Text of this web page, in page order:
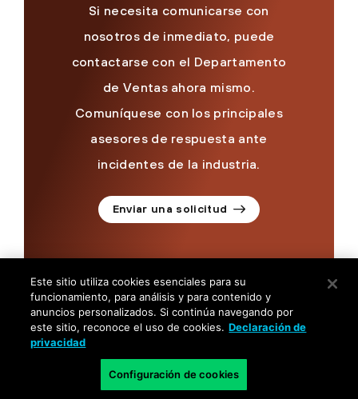
Si necesita comunicarse con
nosotros de inmediato, puede
contactarse con el Departamento
de Ventas ahora mismo.
Comuníquese con los principales
asesores de respuesta ante
incidentes de la industria.
Enviar una solicitud
©2026 Palo Alto Networks, Inc.Todos los derechos
|Condiciones de uso|
Este sitio utiliza cookies esenciales para su
funcionamiento, para análisis y para contenido y
anuncios personalizados. Si continúa navegando por
este sitio, reconoce el uso de cookies. Declaración de
privacidad
Configuración de cookies